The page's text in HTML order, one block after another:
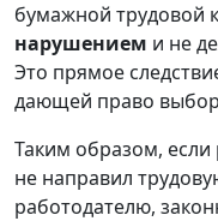
бумажной трудовой
нарушением и не
Это прямое
дающей право
Таким образом,
не направил
работодателю,